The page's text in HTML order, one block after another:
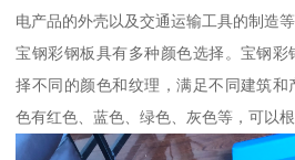
电产品的外壳以及交通运输工具的制造等
宝钢彩钢板具有多种颜色选择。宝钢
择不同的颜色和纹理，满足不同建筑
色有红色、蓝色、绿色、灰色等，可以